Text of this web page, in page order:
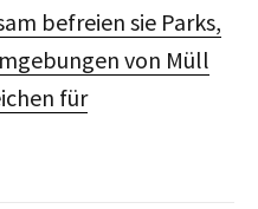
befreien sie Parks,
von Müll
für